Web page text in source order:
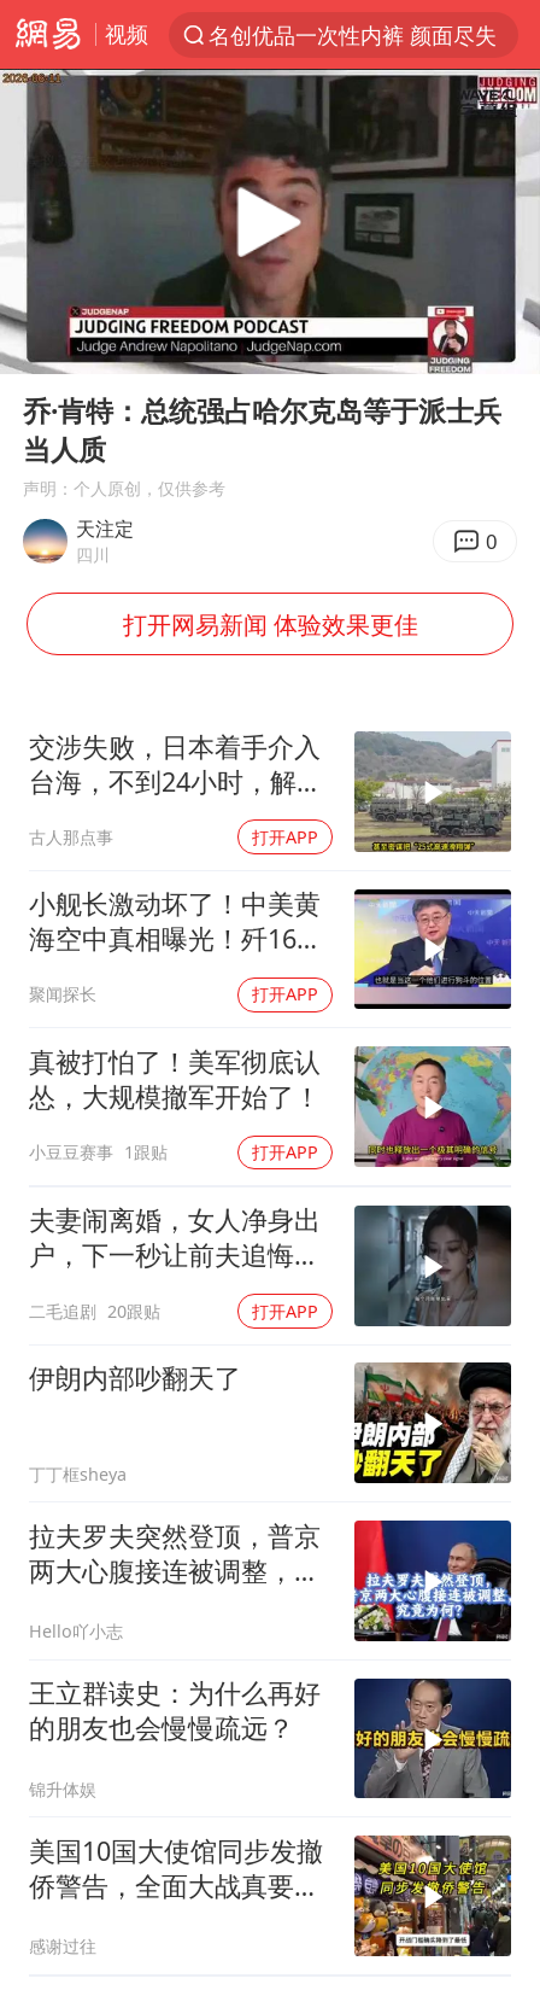
视频
名创优品一次性内裤 颜面尽失
解锁各地夏日限定体验
白海豚将正面袭击贯穿浙江
视频丨中国东方电气集团原党组副书记、董事宋致远被查
黄金创今年来最大单周涨幅
四川宜宾市珙县发生3.4级地震
香港宏福苑火灾或由烟头引起
浙江台州《告全体市民书》
郑丽文：台湾从来没有“独立”过
刘浩存百花奖开幕式红裙起舞
因定位纠纷男子将外卖员砍成植物人
多个明星演唱会取消
上海轮渡全线停航
制冰厂工人旺季能月入一万三
Play
00:00 01:25
乔·肯特：总统强占哈尔克岛等于派士兵
当人质
声明：个人原创，仅供参考
天注定
四川 0
打开网易新闻 体验效果更佳
交涉失败，日本着手介入
台海，不到24小时，解放
古人那点事 打开APP
小舰长激动坏了！中美黄
海空中真相曝光！歼16狗
美军F16！解放军南海绝
对武力！
聚闻探长 打开APP
真被打怕了！美军彻底认
怂，大规模撤军开始了！
小豆豆赛事 1跟贴 打开APP
夫妻闹离婚，女人净身出
户，下一秒让前夫追悔莫
二毛追剧 20跟贴 打开APP
伊朗内部吵翻天了
丁丁框sheya
拉夫罗夫突然登顶，普京
两大心腹接连被调整，究
Hello吖小志
王立群读史：为什么再好
的朋友也会慢慢疏远？
锦升体娱
美国10国大使馆同步发撤
侨警告，全面大战真要来
感谢过往